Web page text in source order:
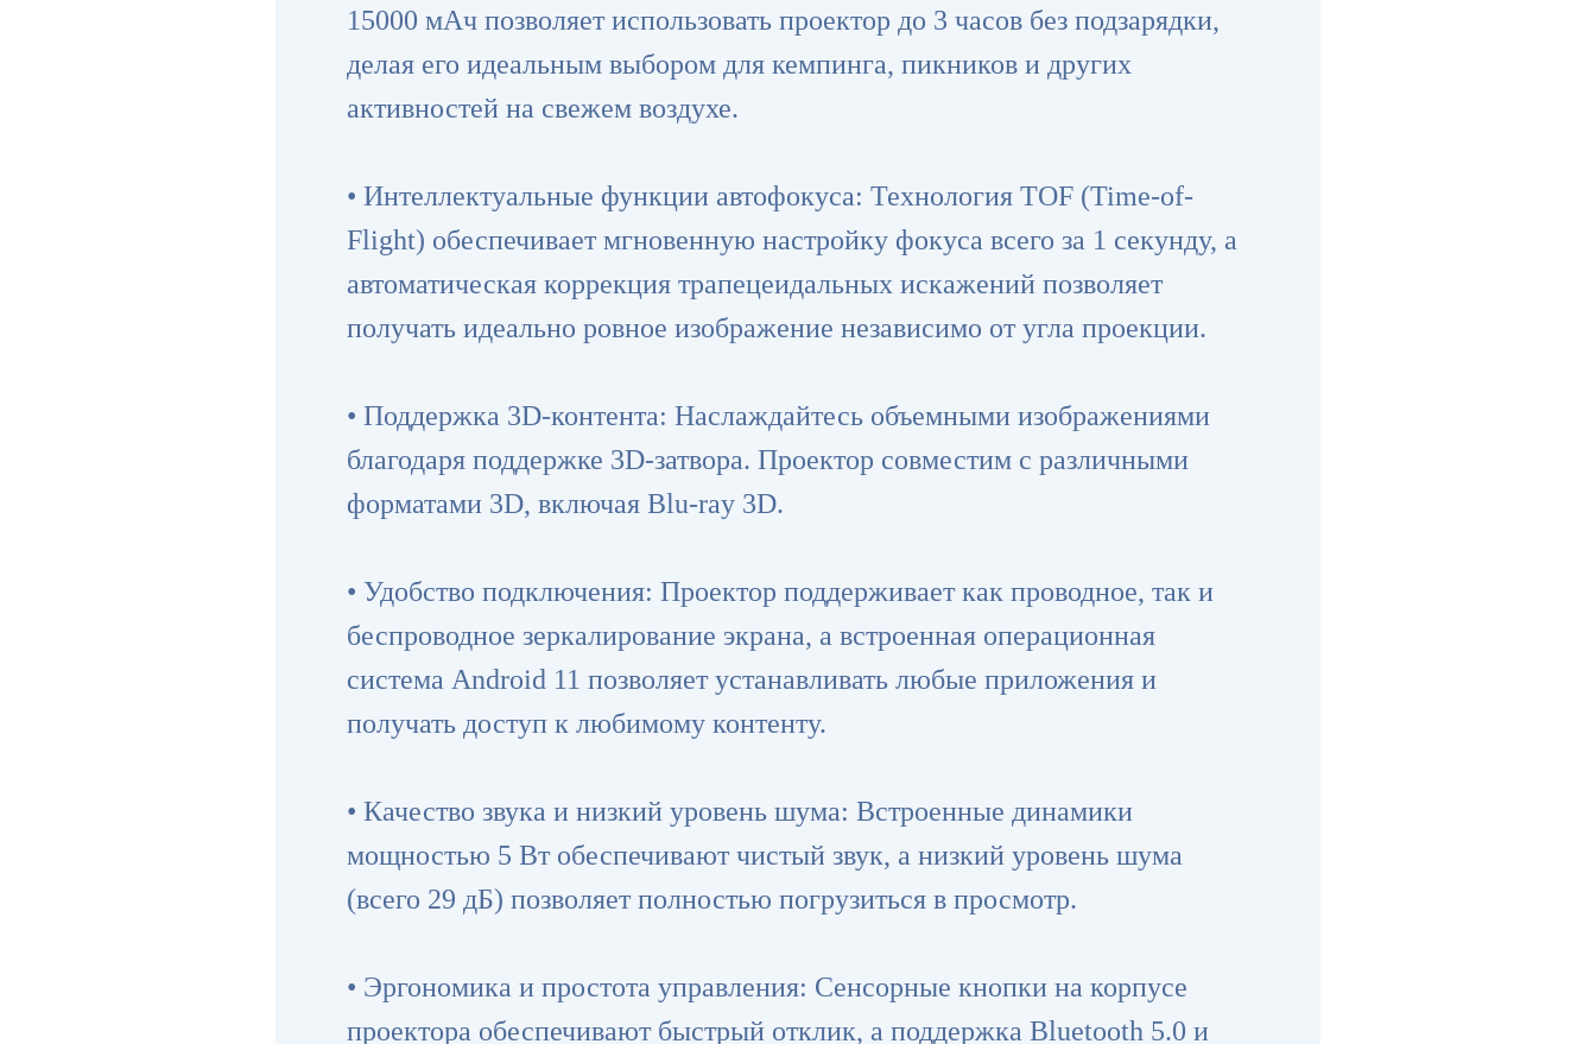
15000 мАч позволяет использовать проектор до 3 часов без подзарядки,
делая его идеальным выбором для кемпинга, пикников и других
активностей на свежем воздухе.
• Интеллектуальные функции автофокуса: Технология TOF (Time-of-
Flight) обеспечивает мгновенную настройку фокуса всего за 1 секунду, а
автоматическая коррекция трапецеидальных искажений позволяет
получать идеально ровное изображение независимо от угла проекции.
• Поддержка 3D-контента: Наслаждайтесь объемными изображениями
благодаря поддержке 3D-затвора. Проектор совместим с различными
форматами 3D, включая Blu-ray 3D.
• Удобство подключения: Проектор поддерживает как проводное, так и
беспроводное зеркалирование экрана, а встроенная операционная
система Android 11 позволяет устанавливать любые приложения и
получать доступ к любимому контенту.
• Качество звука и низкий уровень шума: Встроенные динамики
мощностью 5 Вт обеспечивают чистый звук, а низкий уровень шума
(всего 29 дБ) позволяет полностью погрузиться в просмотр.
• Эргономика и простота управления: Сенсорные кнопки на корпусе
проектора обеспечивают быстрый отклик, а поддержка Bluetooth 5.0 и